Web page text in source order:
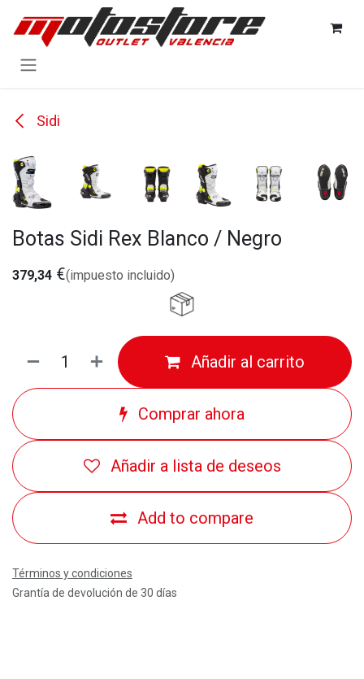
Sidi
Botas Sidi Rex Blanco / Negro
379,34 €(impuesto incluido)
Añadir al carrito
Comprar ahora
Add to compare
Añadir a lista de deseos
Términos y condiciones
Grantía de devolución de 30 días